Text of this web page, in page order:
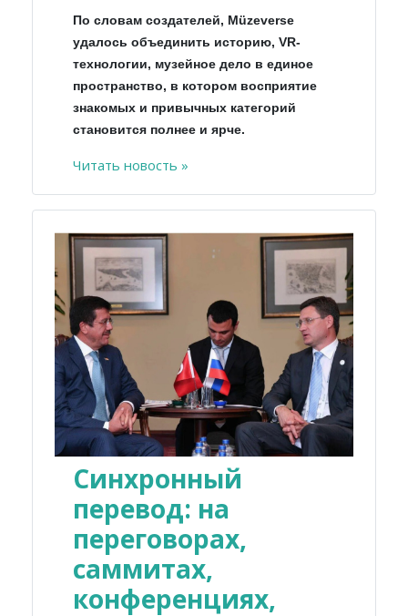
По словам создателей, Müzeverse
удалось объединить историю, VR-
технологии, музейное дело в единое
пространство, в котором восприятие
знакомых и привычных категорий
становится полнее и ярче.
Читать новость »
Синхронный
перевод: на
переговорах,
саммитах,
конференциях,